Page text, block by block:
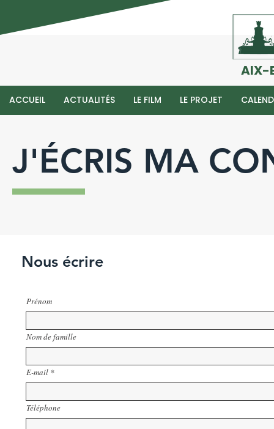
AIX-
ACCUEIL ACTUALITÉS LE FILM LE PROJET
J'ÉCRIS MA
Nous écrire
Prénom
Nom de famille
E-mail
Téléphone